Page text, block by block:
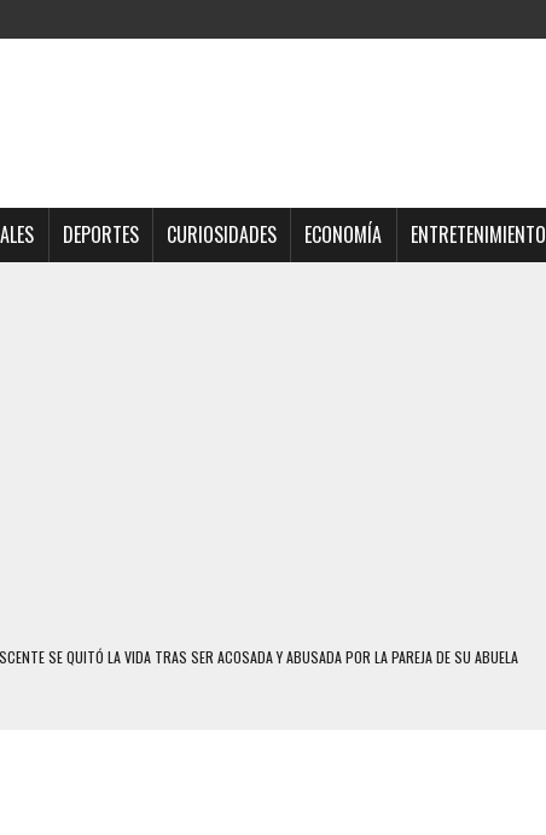
DEPORTES CURIOSIDADES ECONOMÍA ENTRETENIMIENTO
SE QUITÓ LA VIDA TRAS SER ACOSADA Y ABUSADA POR LA PAREJA DE SU ABUELA
UN HOMBRE Y SU FAMILIA TRAS LOS TERREMOTOS: CAYERON DESDE EL PISO NUEVE DEL